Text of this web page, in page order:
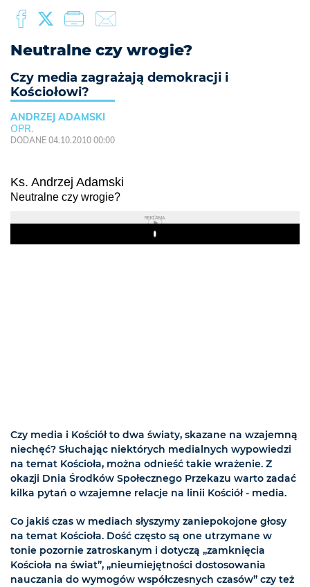
Neutralne czy wrogie?
Czy media zagrażają demokracji i
Kościołowi?
ANDRZEJ ADAMSKI
OPR.
DODANE 04.10.2010 00:00
Ks. Andrzej Adamski
Neutralne czy wrogie?
REKLAMA
Play
Czy media i Kościół to dwa światy, skazane na wzajemną
niechęć? Słuchając niektórych medialnych wypowiedzi
na temat Kościoła, można odnieść takie wrażenie. Z
okazji Dnia Środków Społecznego Przekazu warto zadać
kilka pytań o wzajemne relacje na linii Kościół - media.
Co jakiś czas w mediach słyszymy zaniepokojone głosy
na temat Kościoła. Dość często są one utrzymane w
tonie pozornie zatroskanym i dotyczą „zamknięcia
Kościoła na świat”, „nieumiejętności dostosowania
nauczania do wymogów współczesnych czasów” czy też